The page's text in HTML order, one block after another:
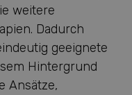
weitere
Dadurch
geeignete
Hintergrund
Ansätze,